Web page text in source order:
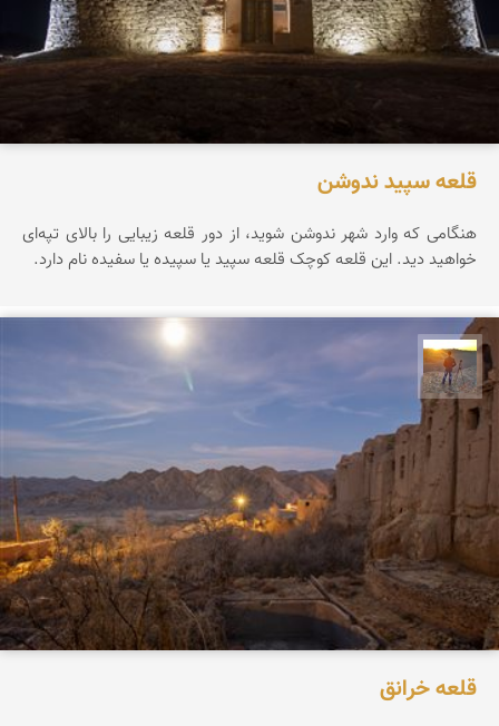
قلعه سپید ندوشن
هنگامی که وارد شهر ندوشن شوید، از دور قلعه زیبایی را بالای تپه‌ای
خواهید دید. این قلعه کوچک قلعه سپید یا سپیده یا سفیده نام دارد.
قلعه خرانق